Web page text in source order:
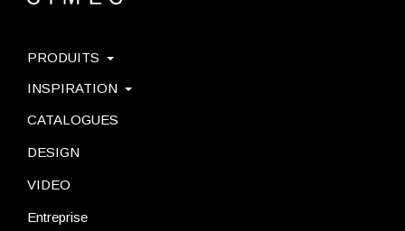
PRODUITS
INSPIRATION
CATALOGUES
DESIGN
VIDEO
Entreprise